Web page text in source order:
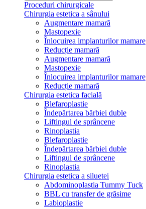
Proceduri chirurgicale
Chirurgia estetica a sânului
Augmentare mamară
Mastopexie
Înlocuirea implanturilor mamare
Reducție mamară
Augmentare mamară
Mastopexie
Înlocuirea implanturilor mamare
Reducție mamară
Chirurgia estetica facială
Blefaroplastie
Îndepărtarea bărbiei duble
Liftingul de sprâncene
Rinoplastia
Blefaroplastie
Îndepărtarea bărbiei duble
Liftingul de sprâncene
Rinoplastia
Chirurgia estetica a siluetei
Abdominoplastia Tummy Tuck
BBL cu transfer de grăsime
Labioplastie